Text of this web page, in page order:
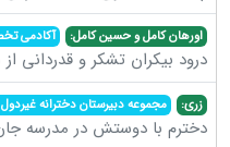
اورهان کامل و حسین کامل: آکادمی
درود بیکران تشکر و قدردانی
زری: مجموعه دبیرستان دخترانه غیردول
دخترم با دوستش در مدرسه